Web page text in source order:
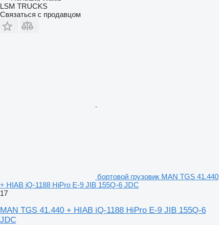
LSM TRUCKS
Связаться с продавцом
бортовой грузовик MAN TGS 41.440
+ HIAB iQ-1188 HiPro E-9 JIB 155Q-6 JDC
17
MAN TGS 41.440 + HIAB iQ-1188 HiPro E-9 JIB 155Q-6
JDC